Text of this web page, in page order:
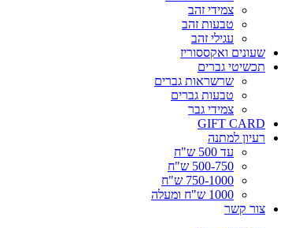
צמידי זהב
טבעות זהב
עגילי זהב
שעונים ואקססוריז
תכשיטי גברים
שרשראות גברים
טבעות גברים
צמידי גבר
GIFT CARD
רעיון למתנה
עד 500 ש"ח
500-750 ש"ח
750-1000 ש"ח
1000 ש"ח ומעלה
צור קשר